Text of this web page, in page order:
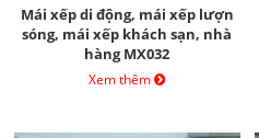
Mái xếp di động, mái xếp lượn
sóng, mái xếp khách sạn, nhà
hàng MX032
Xem thêm